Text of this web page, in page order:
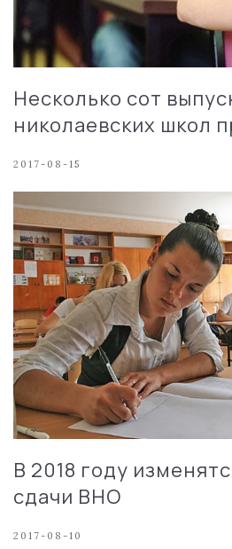
Несколько сот
николаевских школ
2017-08-15
В 2018 году
сдачи ВНО
2017-08-10